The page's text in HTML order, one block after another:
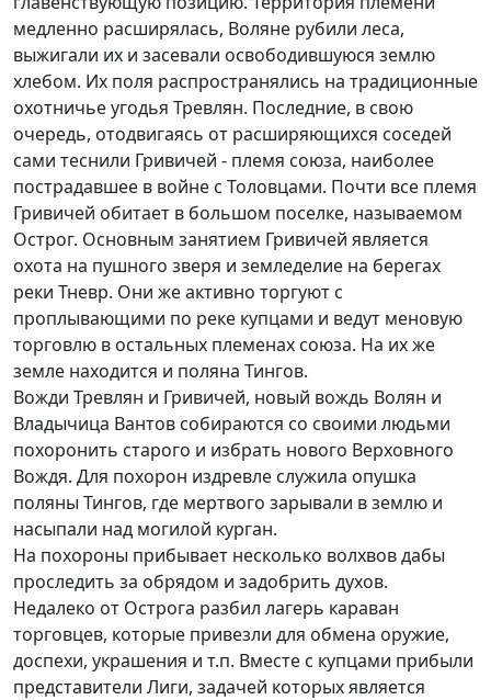
медленно расширялась, Воляне рубили леса,
выжигали их и засевали освободившуюся землю
хлебом. Их поля распространялись на традиционные
охотничье угодья Тревлян. Последние, в свою
очередь, отодвигаясь от расширяющихся соседей
сами теснили Гривичей - племя союза, наиболее
пострадавшее в войне с Толовцами. Почти все племя
Гривичей обитает в большом поселке, называемом
Острог. Основным занятием Гривичей является
охота на пушного зверя и земледелие на берегах
реки Тневр. Они же активно торгуют с
проплывающими по реке купцами и ведут меновую
торговлю в остальных племенах союза. На их же
земле находится и поляна Тингов.
Вожди Тревлян и Гривичей, новый вождь Волян и
Владычица Вантов собираются со своими людьми
похоронить старого и избрать нового Верховного
Вождя. Для похорон издревле служила опушка
поляны Тингов, где мертвого зарывали в землю и
насыпали над могилой курган.
На похороны прибывает несколько волхвов дабы
проследить за обрядом и задобрить духов.
Недалеко от Острога разбил лагерь караван
торговцев, которые привезли для обмена оружие,
доспехи, украшения и т.п. Вместе с купцами прибыли
представители Лиги, задачей которых является